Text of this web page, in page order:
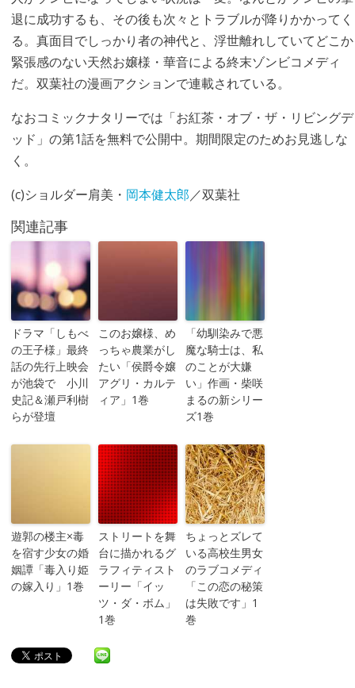
退に成功するも、その後も次々とトラブルが降りかかってく
る。真面目でしっかり者の神代と、浮世離れしていてどこか
緊張感のない天然お嬢様・華音による終末ゾンビコメディ
だ。双葉社の漫画アクションで連載されている。
なおコミックナタリーでは「お紅茶・オブ・ザ・リビングデ
ッド」の第1話を無料で公開中。期間限定のためお見逃しな
く。
(c)ショルダー肩美・ 岡本健太郎／双葉社
関連記事
ドラマ「しもべ
の王子様」最終
話の先行上映会
が池袋で 小川
史記＆瀬戸利樹
らが登壇
このお嬢様、め
っちゃ農業がし
たい「侯爵令嬢
アグリ・カルテ
ィア」1巻
「幼馴染みで悪
魔な騎士は、私
のことが大嫌
い」作画・柴咲
まるの新シリー
ズ1巻
遊郭の楼主×毒
を宿す少女の婚
姻譚「毒入り姫
の嫁入り」1巻
ストリートを舞
台に描かれるグ
ラフィティスト
ーリー「イッ
ツ・ダ・ボム」
1巻
ちょっとズレて
いる高校生男女
のラブコメディ
「この恋の秘策
は失敗です」1
巻